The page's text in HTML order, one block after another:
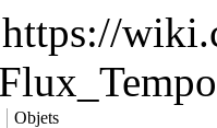
https://
Objets